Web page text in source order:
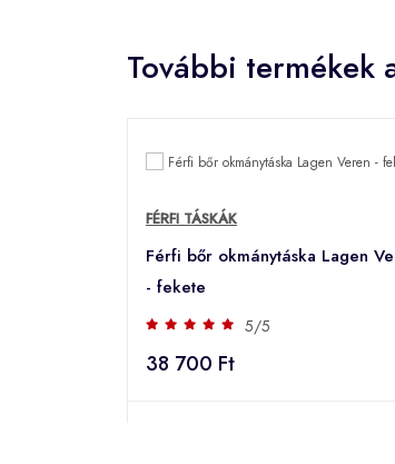
További termékek
FÉRFI TÁSKÁK
Férfi bőr okmánytáska Lagen
- fekete
5/5
38 700 Ft